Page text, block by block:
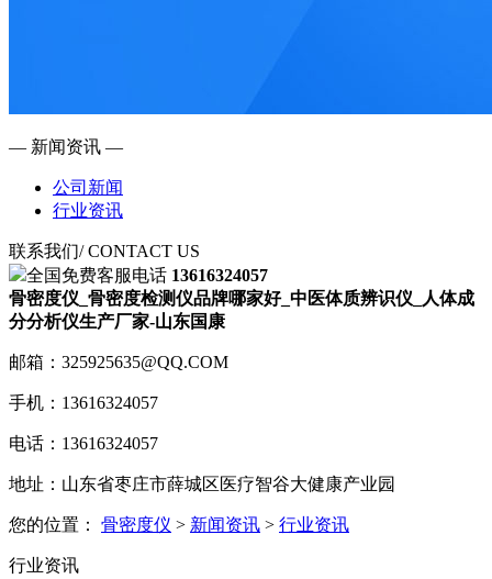
— 新闻资讯 —
公司新闻
行业资讯
联系我们/ CONTACT US
全国免费客服电话 13616324057
骨密度仪_骨密度检测仪品牌哪家好_中医体质辨识仪_人体成
分分析仪生产厂家-山东国康
邮箱：325925635@QQ.COM
手机：13616324057
电话：13616324057
地址：山东省枣庄市薛城区医疗智谷大健康产业园
您的位置： 骨密度仪 > 新闻资讯 > 行业资讯
行业资讯